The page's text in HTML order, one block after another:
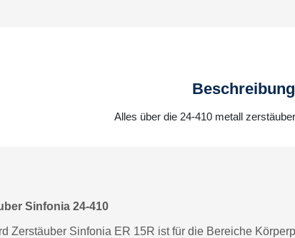
Alles über die 24-410 metall
Sinfonia 24-410
Zerstäuber Sinfonia ER 15R ist für die Bereiche